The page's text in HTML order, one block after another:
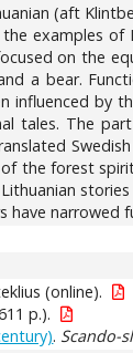
(aft
examples
on the
a bear.
by
tales. The
the forest
narrowed
(online).
p.).
. Scando-